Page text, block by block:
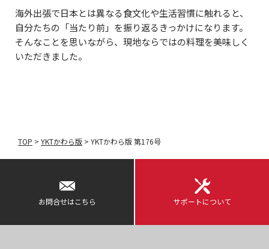
海外出張で日本とは異なる食文化や生活習慣に触れると、
自分たちの「当たり前」を振り返るきっかけになります。
そんなことを思いながら、現地ならではの料理を美味しく
いただきました。
TOP > YKTかわら版 > YKTかわら版 第176号
お問合せはこちら サポートについて